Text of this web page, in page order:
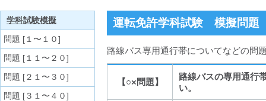
運転免許学科試験 模擬問題
路線バス専用通行帯についてなどの問
【○×問題】
路線バスの専用通行
い。
学科試験模擬
問題 [１〜１０]
問題 [１１〜２０]
問題 [２１〜３０]
問題 [３１〜４０]